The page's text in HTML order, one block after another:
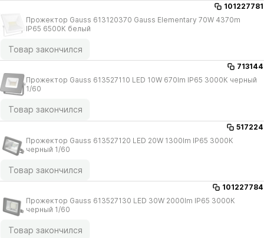
101227781
Прожектор Gauss 613120370 Gauss Elementary 70W 4370m
IP65 6500К белый
Товар закончился
713144
Прожектор Gauss 613527110 LED 10W 670lm IP65 3000К черный
1/​60
Товар закончился
517224
Прожектор Gauss 613527120 LED 20W 1300lm IP65 3000К
черный 1/​60
Товар закончился
101227784
Прожектор Gauss 613527130 LED 30W 2000lm IP65 3000К
черный 1/​60
Товар закончился